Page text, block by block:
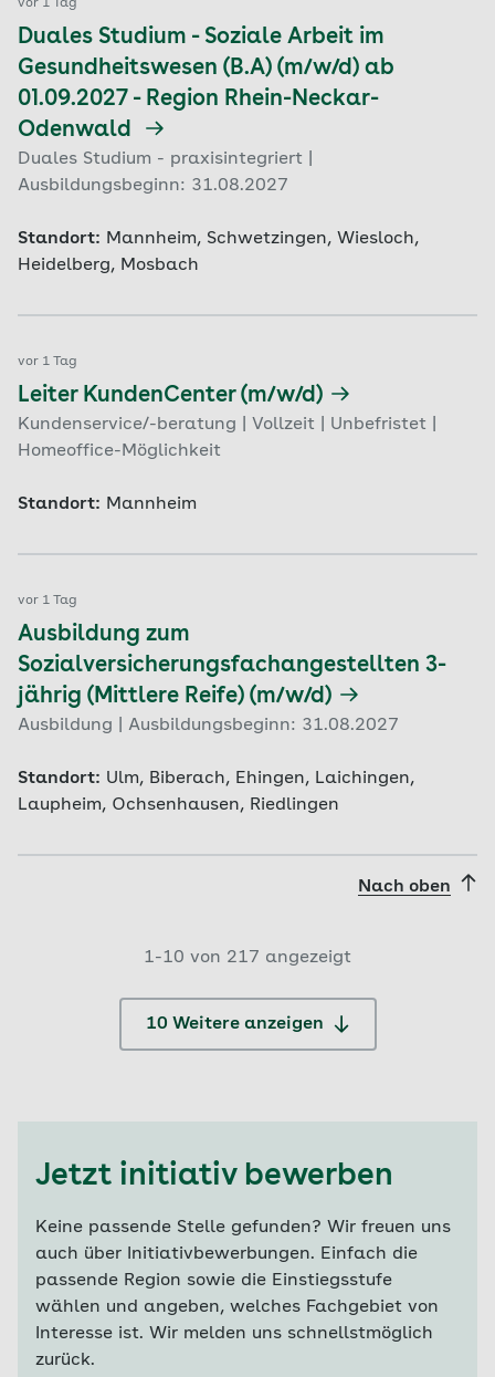
vor 1 Tag
Duales Studium - Soziale Arbeit im
Gesundheitswesen (B.A) (m/w/d) ab
01.09.2027 - Region Rhein-Neckar-
Odenwald
Duales Studium - praxisintegriert |
Ausbildungsbeginn: 31.08.2027
Standort: Mannheim, Schwetzingen, Wiesloch,
Heidelberg, Mosbach
vor 1 Tag
Leiter KundenCenter (m/w/d)
Kundenservice/-beratung | Vollzeit | Unbefristet |
Homeoffice-Möglichkeit
Standort: Mannheim
vor 1 Tag
Ausbildung zum
Sozialversicherungsfachangestellten 3-
jährig (Mittlere Reife) (m/w/d)
Ausbildung | Ausbildungsbeginn: 31.08.2027
Standort: Ulm, Biberach, Ehingen, Laichingen,
Laupheim, Ochsenhausen, Riedlingen
Nach oben
1-10 von 217 angezeigt
10 Weitere anzeigen
Jetzt initiativ bewerben
Keine passende Stelle gefunden? Wir freuen uns
auch über Initiativbewerbungen. Einfach die
passende Region sowie die Einstiegsstufe
wählen und angeben, welches Fachgebiet von
Interesse ist. Wir melden uns schnellstmöglich
zurück.